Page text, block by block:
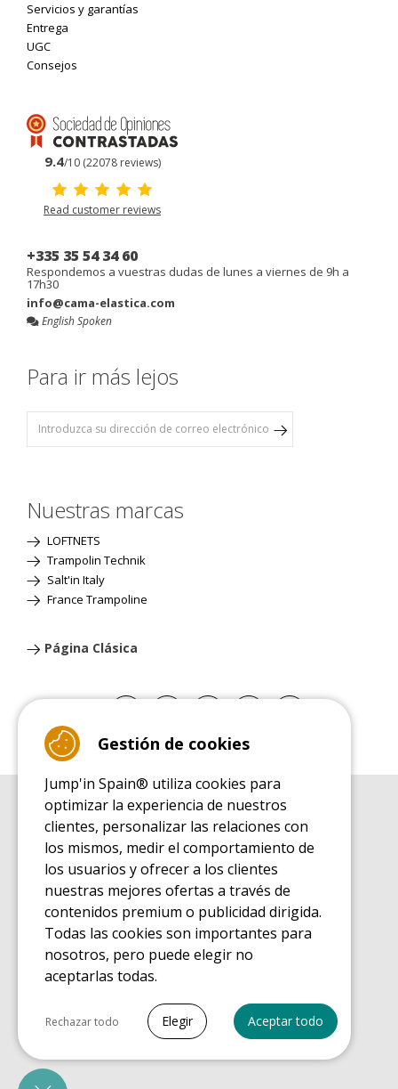
Servicios y garantías
Entrega
UGC
Consejos
9.4/10 (22078 reviews)
Read customer reviews
+335 35 54 34 60
Respondemos a vuestras dudas de lunes a viernes de 9h a
17h30
info@cama-elastica.com
English Spoken
Para ir más lejos
Nuestras marcas
LOFTNETS
Trampolin Technik
Salt'in Italy
France Trampoline
Página Clásica
GUÍA DE COMPRA
Guía de compra para las camas elásticas de ocio
GUÍA DE INSTALACIÓN
Guía de montaje para la cama elástica de ocio
GUÍA DE MANTENIMIENTO
Guía de mantenimiento de las camas elásticas de ocio
GUÍA DE INICIO
Guía de descubrimiento de las camas elásticas de ocio
GUÍA DE COMPRA PIEZAS DE RECAMBIO
Gestión de cookies
Jump'in Spain® utiliza cookies para
optimizar la experiencia de nuestros
clientes, personalizar las relaciones con
los mismos, medir el comportamiento de
los usuarios y ofrecer a los clientes
nuestras mejores ofertas a través de
contenidos premium o publicidad dirigida.
Todas las cookies son importantes para
nosotros, pero puede elegir no
aceptarlas todas.
Seleccionar todo
Cookies necesarias
Rechazar todo Elegir Aceptar todo